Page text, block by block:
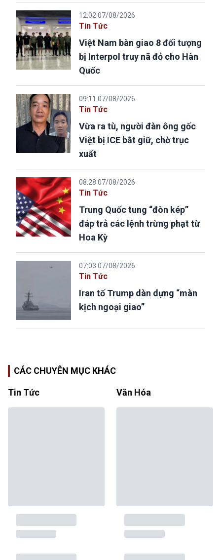
12:02 07/08/2026
Tin Tức
Việt Nam bàn giao 8 đối tượng
bị Interpol truy nã đỏ cho Hàn
Quốc
09:11 07/08/2026
Tin Tức
Vừa ra tù, người đàn ông gốc
Việt bị ICE bắt giữ, chờ trục
xuất
08:28 07/08/2026
Tin Tức
Trung Quốc tung “đòn kép”
đáp trả các lệnh trừng phạt từ
Hoa Kỳ
07:03 07/08/2026
Tin Tức
Iran tố Trump dàn dựng “màn
kịch ngoại giao”
CÁC CHUYÊN MỤC KHÁC
Tin Tức Văn Hóa